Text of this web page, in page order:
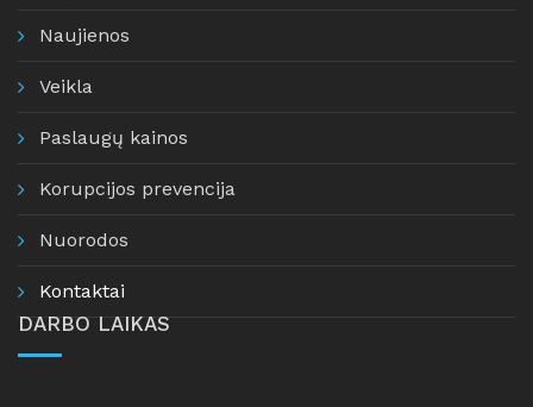
Naujienos
Veikla
Paslaugų kainos
Korupcijos prevencija
Nuorodos
Kontaktai
DARBO LAIKAS